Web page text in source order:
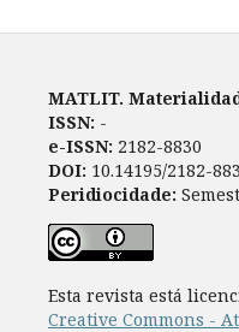
MATLIT.
ISSN: -
e-ISSN: 2182-8830
DOI: 10.14195/2182-
Peridiocidade:
Esta revista está
Creative Commons -